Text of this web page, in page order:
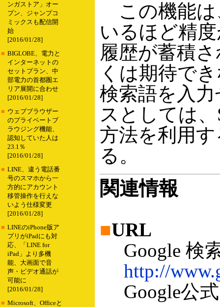
ンガストア」オー
プン、ジャンプコ
ミックスも配信開
始
[2016/01/28]
■ BIGLOBE、電力と
インターネットの
セットプラン、中
部電力の首都圏エ
リア展開に合わせ
[2016/01/28]
■ ウェブブラウザー
のプライベートブ
ラウジング機能、
認知していた人は
23.1％
[2016/01/28]
■ LINE、違う電話番
号のスマホから一
方的にアカウント
移管操作を行えな
いよう仕様変更
[2016/01/28]
■ LINEのiPhone版ア
プリがiPadにも対
応、「LINE for
iPad」より多機
能、大画面で音
声・ビデオ通話が
可能に
[2016/01/28]
■ Microsoft、Officeと
この機能は
いるほど精
履歴が蓄積
くは期待で
検索語を入
スとしては
方法を利用
る。
関連情報
■URL
Google 検
http://
Google公式